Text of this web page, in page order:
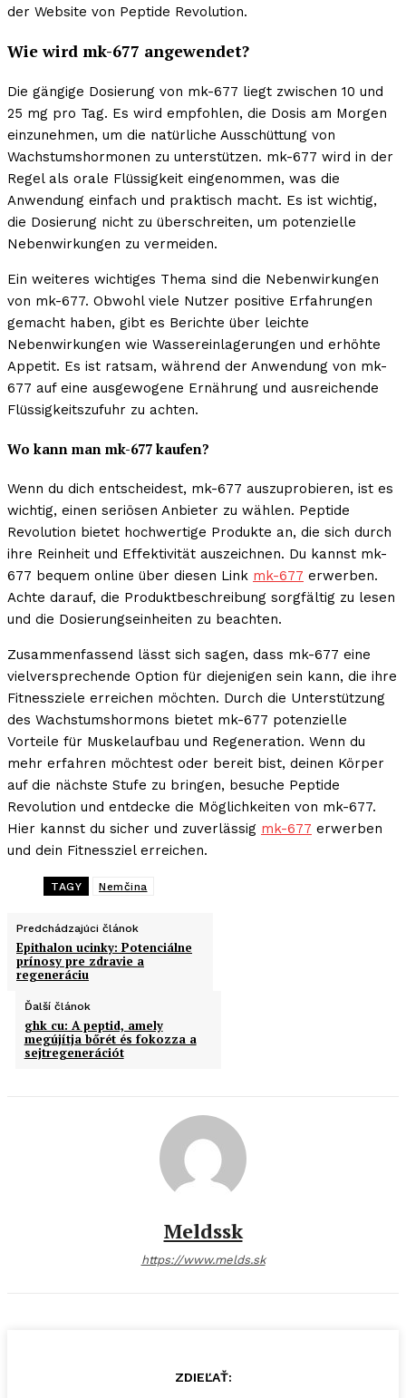
der Website von Peptide Revolution.
Wie wird mk-677 angewendet?
Die gängige Dosierung von mk-677 liegt zwischen 10 und
25 mg pro Tag. Es wird empfohlen, die Dosis am Morgen
einzunehmen, um die natürliche Ausschüttung von
Wachstumshormonen zu unterstützen. mk-677 wird in der
Regel als orale Flüssigkeit eingenommen, was die
Anwendung einfach und praktisch macht. Es ist wichtig,
die Dosierung nicht zu überschreiten, um potenzielle
Nebenwirkungen zu vermeiden.
Ein weiteres wichtiges Thema sind die Nebenwirkungen
von mk-677. Obwohl viele Nutzer positive Erfahrungen
gemacht haben, gibt es Berichte über leichte
Nebenwirkungen wie Wassereinlagerungen und erhöhte
Appetit. Es ist ratsam, während der Anwendung von mk-
677 auf eine ausgewogene Ernährung und ausreichende
Flüssigkeitszufuhr zu achten.
Wo kann man mk-677 kaufen?
Wenn du dich entscheidest, mk-677 auszuprobieren, ist es
wichtig, einen seriösen Anbieter zu wählen. Peptide
Revolution bietet hochwertige Produkte an, die sich durch
ihre Reinheit und Effektivität auszeichnen. Du kannst mk-
677 bequem online über diesen Link mk-677 erwerben.
Achte darauf, die Produktbeschreibung sorgfältig zu lesen
und die Dosierungseinheiten zu beachten.
Zusammenfassend lässt sich sagen, dass mk-677 eine
vielversprechende Option für diejenigen sein kann, die ihre
Fitnessziele erreichen möchten. Durch die Unterstützung
des Wachstumshormons bietet mk-677 potenzielle
Vorteile für Muskelaufbau und Regeneration. Wenn du
mehr erfahren möchtest oder bereit bist, deinen Körper
auf die nächste Stufe zu bringen, besuche Peptide
Revolution und entdecke die Möglichkeiten von mk-677.
Hier kannst du sicher und zuverlässig mk-677 erwerben
und dein Fitnessziel erreichen.
TAGY Nemčina
Predchádzajúci článok
Epithalon ucinky: Potenciálne
prínosy pre zdravie a
regeneráciu
Ďalší článok
ghk cu: A peptid, amely
megújítja bőrét és fokozza a
sejtregenerációt
Meldssk
https://www.melds.sk
ZDIEĽAŤ: